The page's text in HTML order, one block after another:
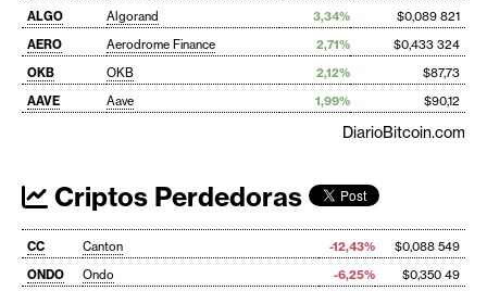
ALGO
Algorand 3,34%
$0,089 821
AERO
Aerodrome Finance 2,71%
$0,433 324
OKB
OKB 2,12%
$87,73
AAVE
Aave 1,99% $90,12
DiarioBitcoin.com
Criptos Perdedoras
CC Canton -12,43%
$0,088 549
ONDO
Ondo -6,25% $0,350 49